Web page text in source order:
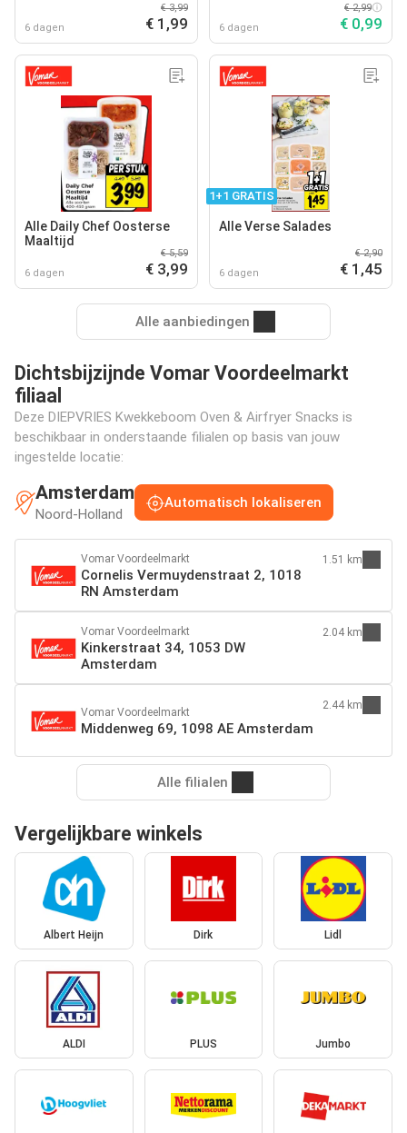
6 dagen
€ 3,99
€ 1,99 6 dagen
€ 2,99
€ 0,99
Alle Daily Chef Oosterse
Maaltijd
6 dagen
€ 5,59
€ 3,99
1+1 GRATIS
Alle Verse Salades
6 dagen
€ 2,90
€ 1,45
Alle aanbiedingen
Dichtsbijzijnde Vomar Voordeelmarkt
filiaal
Deze DIEPVRIES Kwekkeboom Oven & Airfryer Snacks is
beschikbaar in onderstaande filialen op basis van jouw
ingestelde locatie:
Amsterdam
Noord-Holland
Automatisch lokaliseren
Vomar Voordeelmarkt
Cornelis Vermuydenstraat 2, 1018
RN Amsterdam
1.51 km
Vomar Voordeelmarkt
Kinkerstraat 34, 1053 DW
Amsterdam
2.04 km
Vomar Voordeelmarkt
Middenweg 69, 1098 AE Amsterdam
2.44 km
Alle filialen
Vergelijkbare winkels
Albert Heijn Dirk Lidl
ALDI PLUS Jumbo